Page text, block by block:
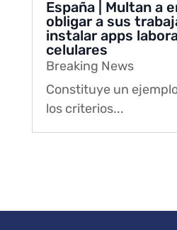
España | Multan a
obligar a sus
instalar apps
celulares
Breaking News
Constituye un
los criterios...